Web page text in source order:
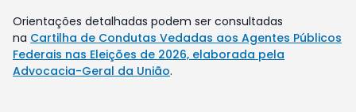
Orientações detalhadas podem ser consultadas
na Cartilha de Condutas Vedadas aos Agentes Públicos
Federais nas Eleições de 2026, elaborada pela
Advocacia-Geral da União.